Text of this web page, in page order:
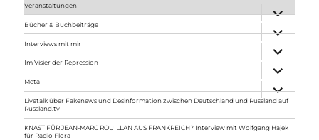
Veranstaltungen
anzeigen
Bücher & Buchbeiträge
anzeigen
Interviews mit mir
anzeigen
Im Visier der Repression
anzeigen
Meta
anzeigen
Livetalk über Fakenews und Desinformation zwischen Deutschland und Russland auf
Russland.tv
KNAST FÜR JEAN-MARC ROUILLAN AUS FRANKREICH? Interview mit Wolfgang Hajek
für Radio Flora